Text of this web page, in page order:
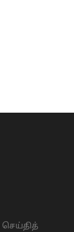
செய்தித்